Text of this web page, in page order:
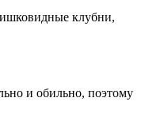
клубни,
и обильно, поэтому